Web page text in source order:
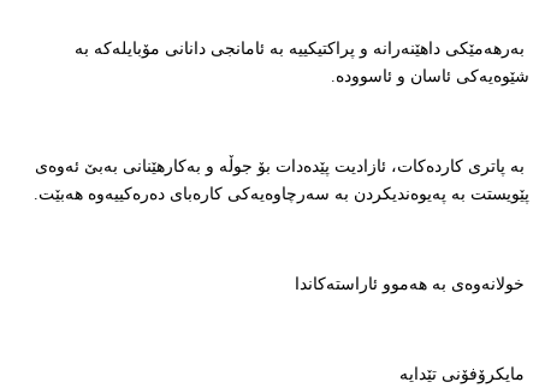
بەرهەمێکی داهێنەرانە و پراکتیکییە بە ئامانجی دانانی مۆبایلەکە بە
شێوەیەکی ئاسان و ئاسوودە.
بە پاتری کاردەکات، ئازادیت پێدەدات بۆ جوڵە و بەکارهێنانی بەبێ ئەوەی
پێویستت بە پەیوەندیکردن بە سەرچاوەیەکی کارەبای دەرەکییەوە هەبێت.
خولانەوەی بە هەموو ئاراستەکاندا
مایکرۆفۆنی تێدایە